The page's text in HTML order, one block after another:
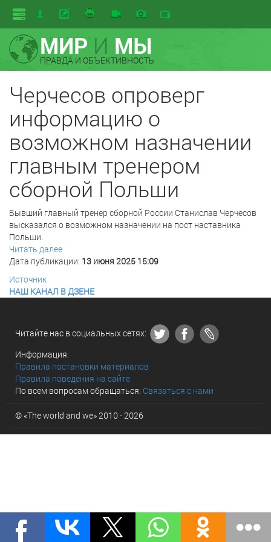
МИРИ МЫ
ПРАВДА И ОБЪЕКТИВНОСТЬ
Черчесов опроверг
информацию о
возможном назначении
главным тренером
сборной Польши
Бывший главный тренер сборной России Станислав Черчесов
высказался о возможном назначении на пост наставника
Польши.
Читать далее
Дата публикации: 13 июня 2025 15:09
Источник
НАШ КАНАЛ В ДЗЕНЕ
Читайте нас в социальных сетях:
Информация:
Правила постановки материалов
Правила поведения на сайте
По всем вопросам обращаться: Связаться с нами
© «The world and we» 2010 - 2026